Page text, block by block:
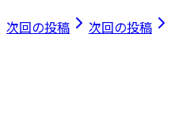
次回の投稿 次回の投稿